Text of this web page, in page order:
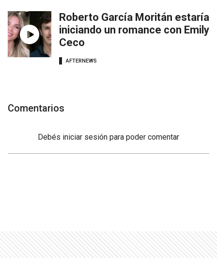
Roberto García Moritán estaría
iniciando un romance con Emily
Ceco
AFTERNEWS
Comentarios
Debés iniciar sesión para poder comentar